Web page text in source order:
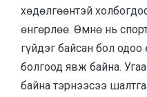
хөдөлгөөнтэй
өнгөрлөө. Өмнө нь
гүйдэг байсан бол
болгоод явж байна.
байна тэрнээсээ